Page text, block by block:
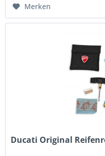
Merken
Ducati Original